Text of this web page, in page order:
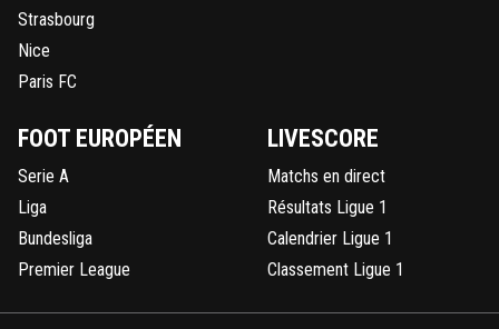
Strasbourg
Nice
Paris FC
FOOT EUROPÉEN
Serie A
Liga
Bundesliga
Premier League
LIVESCORE
Matchs en direct
Résultats Ligue 1
Calendrier Ligue 1
Classement Ligue 1